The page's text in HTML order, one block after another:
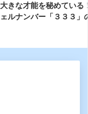
大きな才能を秘めている
ェルナンバー「３３３」